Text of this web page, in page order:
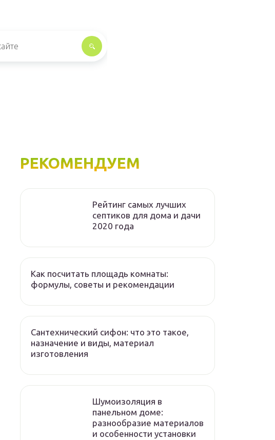
РЕКОМЕНДУЕМ
Рейтинг самых лучших
септиков для дома и дачи
2020 года
Как посчитать площадь комнаты:
формулы, советы и рекомендации
Сантехнический сифон: что это такое,
назначение и виды, материал
изготовления
Шумоизоляция в
панельном доме:
разнообразие материалов
и особенности установки